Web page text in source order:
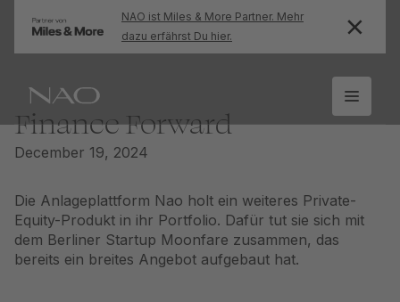
NAO ist Miles & More Partner. Mehr
dazu erfährst Du hier.
Finance Forward
December 19, 2024
Die Anlageplattform Nao holt ein weiteres Private-
Equity-Produkt in ihr Portfolio. Dafür tut sie sich mit
dem Berliner Startup Moonfare zusammen, das
bereits ein breites Angebot aufgebaut hat.